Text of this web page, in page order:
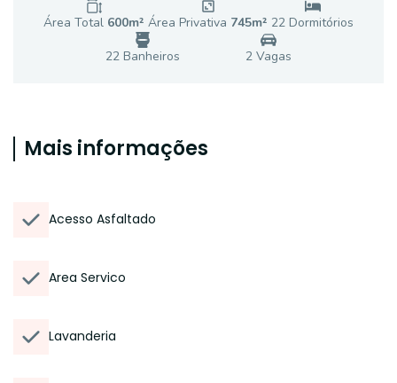
Área Total 600m² Área Privativa 745m² 22 Dormitórios
22 Banheiros 2 Vagas
Mais informações
Acesso Asfaltado
Area Servico
Lavanderia